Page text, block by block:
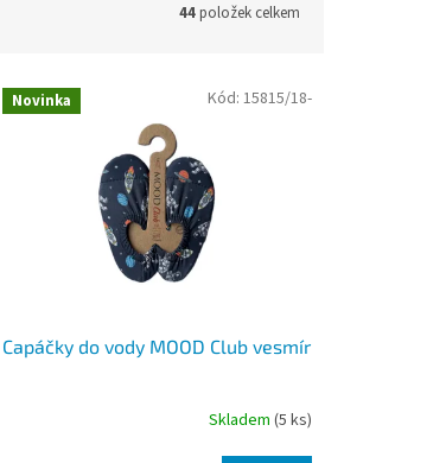
44položek celkem
Novinka
Capáčky do vody MOOD Club vesmír
Skladem (5 ks)
Kód: 15815/18-